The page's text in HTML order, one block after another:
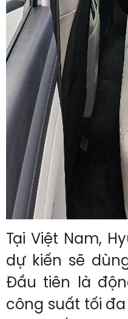
Tại Việt Nam,
dự kiến sẽ
Đầu tiên là
công suất tối